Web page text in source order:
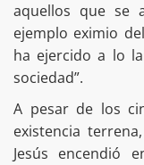
aquellos que se
ejemplo eximio
ha ejercido a lo
sociedad”.
A pesar de los
existencia
Jesús encendió